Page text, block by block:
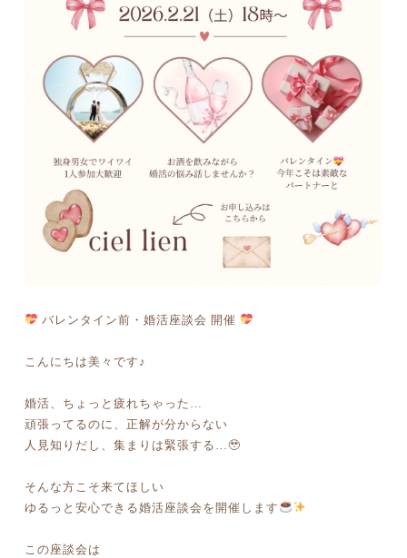
バレンタイン前・婚活座談会 開催
こんにちは美々です♪
婚活、ちょっと疲れちゃった…
頑張ってるのに、正解が分からない
人見知りだし、集まりは緊張する…🥹
そんな方こそ来てほしい
ゆるっと安心できる婚活座談会を開催します
この座談会は